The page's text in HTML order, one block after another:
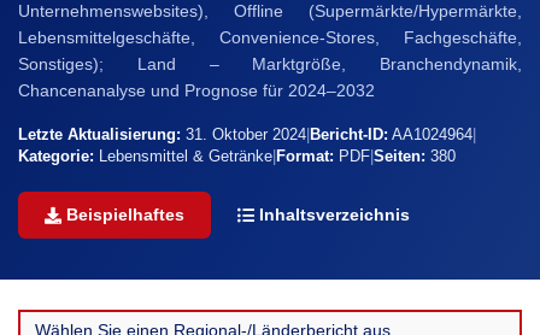
Unternehmenswebsites), Offline (Supermärkte/Hypermärkte,
Lebensmittelgeschäfte, Convenience-Stores, Fachgeschäfte,
Sonstiges); Land – Marktgröße, Branchendynamik,
Chancenanalyse und Prognose für 2024–2032
Letzte Aktualisierung: 31. Oktober 2024 Bericht-ID: AA1024964
Kategorie: Lebensmittel & Getränke Format: PDF Seiten: 380
Beispielhaftes Inhaltsverzeichnis